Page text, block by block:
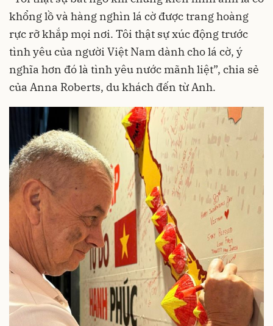
khổng lồ và hàng nghìn lá cờ được trang hoàng
rực rỡ khắp mọi nơi. Tôi thật sự xúc động trước
tình yêu của người Việt Nam dành cho lá cờ, ý
nghĩa hơn đó là tình yêu nước mãnh liệt”, chia sẻ
của Anna Roberts, du khách đến từ Anh.